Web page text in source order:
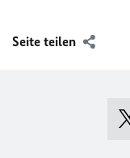
Seite teilen